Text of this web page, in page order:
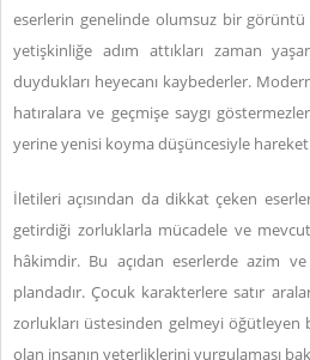
eserlerin genelinde olumsuz bir
yetişkinliğe adım attıkları zaman
duydukları heyecanı kaybederler.
hatıralara ve geçmişe saygı
yerine yenisi koyma düşüncesiyle
İletileri açısından da dikkat çeken
getirdiği zorluklarla mücadele ve
hâkimdir. Bu açıdan eserlerde azim
plandadır. Çocuk karakterlere satır
zorlukları üstesinden gelmeyi
olan insanın yeterliklerini vurgulaması